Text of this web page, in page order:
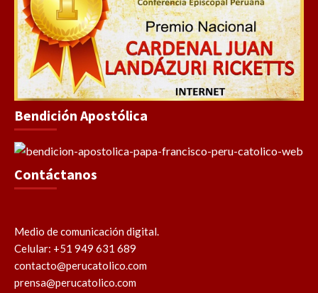
Bendición Apostólica
Contáctanos
Medio de comunicación digital.
Celular: +51 949 631 689
contacto@perucatolico.com
prensa@perucatolico.com